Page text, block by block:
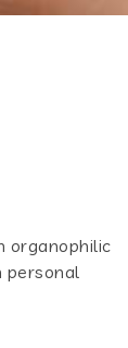
organophilic
personal